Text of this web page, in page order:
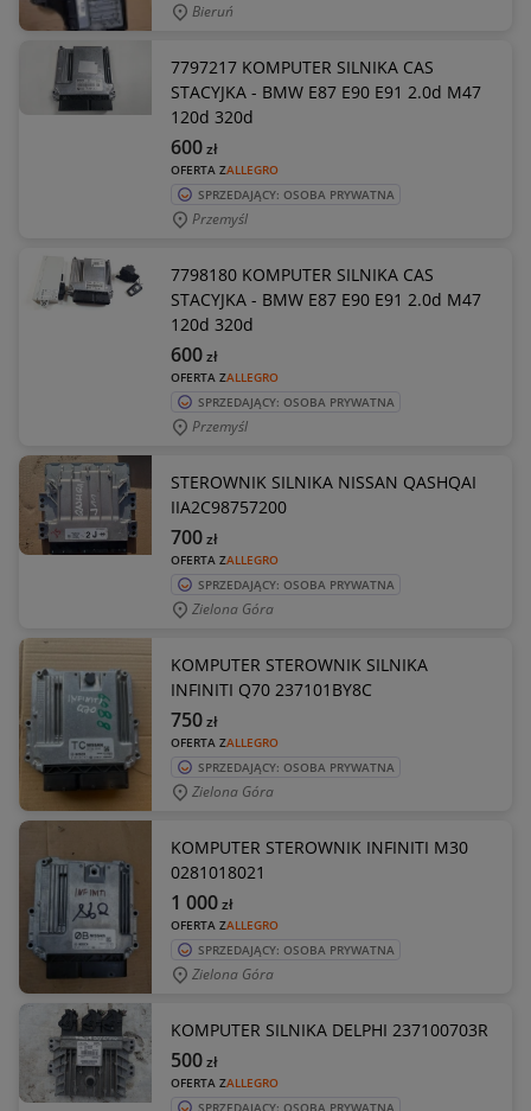
Bieruń
7797217 KOMPUTER SILNIKA CAS
STACYJKA - BMW E87 E90 E91 2.0d M47
120d 320d
OFERTA ZALLEGRO
600zł
SPRZEDAJĄCY: OSOBA PRYWATNA
Przemyśl
7798180 KOMPUTER SILNIKA CAS
STACYJKA - BMW E87 E90 E91 2.0d M47
120d 320d
OFERTA ZALLEGRO
600zł
SPRZEDAJĄCY: OSOBA PRYWATNA
Przemyśl
STEROWNIK SILNIKA NISSAN QASHQAI
IIA2C98757200
OFERTA ZALLEGRO
700zł
SPRZEDAJĄCY: OSOBA PRYWATNA
Zielona Góra
KOMPUTER STEROWNIK SILNIKA
INFINITI Q70 237101BY8C
OFERTA ZALLEGRO
750zł
SPRZEDAJĄCY: OSOBA PRYWATNA
Zielona Góra
KOMPUTER STEROWNIK INFINITI M30
0281018021
OFERTA ZALLEGRO
1 000zł
SPRZEDAJĄCY: OSOBA PRYWATNA
Zielona Góra
KOMPUTER SILNIKA DELPHI 237100703R
OFERTA ZALLEGRO
500zł
SPRZEDAJĄCY: OSOBA PRYWATNA